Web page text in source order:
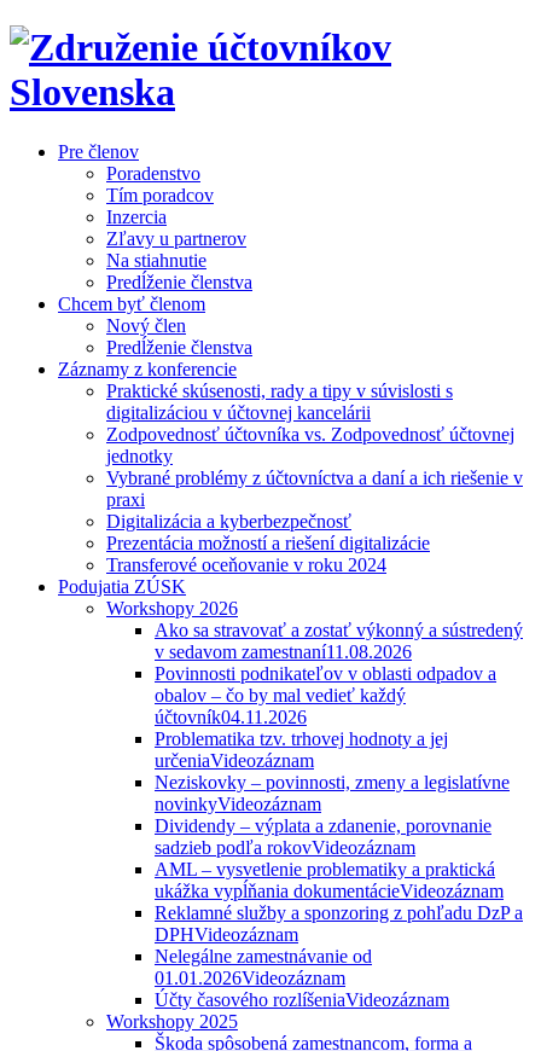
Pre členov
Poradenstvo
Tím poradcov
Inzercia
Zľavy u partnerov
Na stiahnutie
Predĺženie členstva
Chcem byť členom
Nový člen
Predĺženie členstva
Záznamy z konferencie
Praktické skúsenosti, rady a tipy v súvislosti s
digitalizáciou v účtovnej kancelárii
Zodpovednosť účtovníka vs. Zodpovednosť účtovnej
jednotky
Vybrané problémy z účtovníctva a daní a ich riešenie v
praxi
Digitalizácia a kyberbezpečnosť
Prezentácia možností a riešení digitalizácie
Transferové oceňovanie v roku 2024
Podujatia ZÚSK
Workshopy 2026
Ako sa stravovať a zostať výkonný a sústredený
v sedavom zamestnaní11.08.2026
Povinnosti podnikateľov v oblasti odpadov a
obalov – čo by mal vedieť každý
účtovník04.11.2026
Problematika tzv. trhovej hodnoty a jej
určeniaVideozáznam
Neziskovky – povinnosti, zmeny a legislatívne
novinkyVideozáznam
Dividendy – výplata a zdanenie, porovnanie
sadzieb podľa rokovVideozáznam
AML – vysvetlenie problematiky a praktická
ukážka vypĺňania dokumentácieVideozáznam
Reklamné služby a sponzoring z pohľadu DzP a
DPHVideozáznam
Nelegálne zamestnávanie od
01.01.2026Videozáznam
Účty časového rozlíšeniaVideozáznam
Workshopy 2025
Škoda spôsobená zamestnancom, forma a